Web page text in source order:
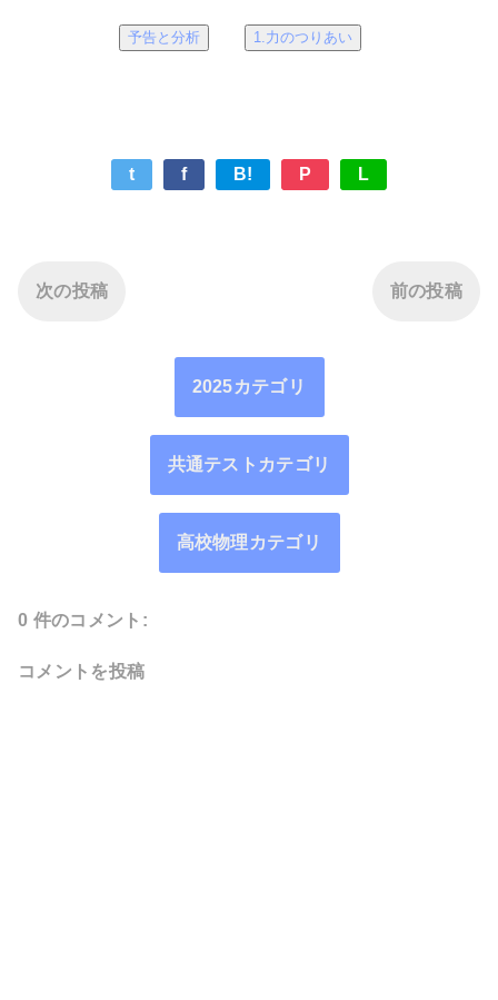
予告と分析 1.力のつりあい
t f B! P L
次の投稿 前の投稿
2025カテゴリ
共通テストカテゴリ
高校物理カテゴリ
0 件のコメント:
コメントを投稿